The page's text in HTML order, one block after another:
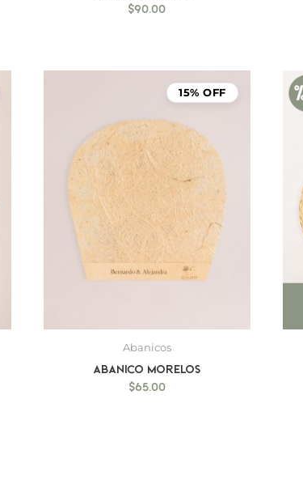
$90.00
15% OFF
Abanicos
Abanico Morelos
$65.00